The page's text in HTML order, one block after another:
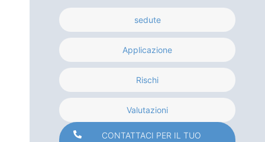
sedute
Applicazione
Rischi
Valutazioni
CONTATTACI PER IL TUO